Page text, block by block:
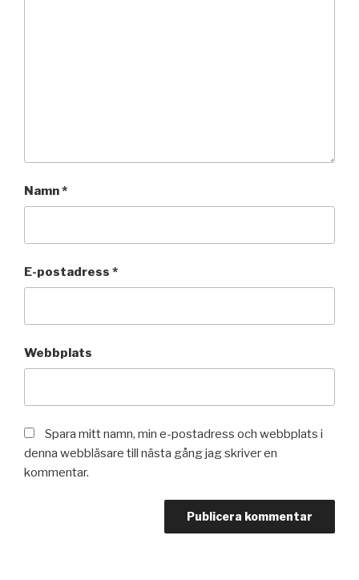
Namn*
E-postadress *
Webbplats
Spara mitt namn, min e-postadress och webbplats i
denna webbläsare till nästa gång jag skriver en
kommentar.